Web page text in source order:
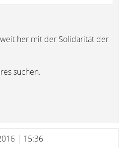
her mit der Solidarität der
suchen.
| 15:36